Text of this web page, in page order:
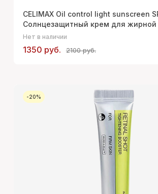
CELIMAX Oil control light sunscreen
Солнцезащитный крем для
Нет в наличии
1350 руб. 2100 руб.
-20%